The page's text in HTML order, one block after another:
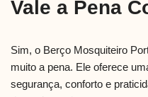
Vale a Pena
Sim, o Berço Mosquiteiro
muito a pena. Ele oferece
segurança, conforto e